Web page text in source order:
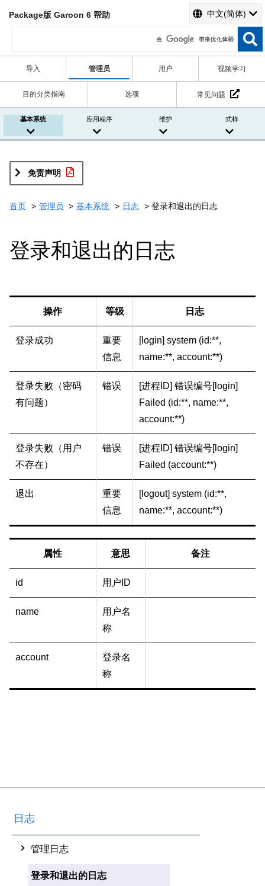
Package版 Garoon 6 帮助 中文(简体)
导入 管理员 用户 视频学习
目的分类指南 选项 常见问题
基本系统 应用程序 维护 式样
免责声明
首页 管理员 基本系统 日志 登录和退出的日志
登录和退出的日志
操作 等级 日志
登录成功
重要
信息
[login] system (id:**,
name:**, account:**)
登录失败（密码
有问题）
错误
[进程ID] 错误编号[login]
Failed (id:**, name:**,
account:**)
登录失败（用户
不存在）
错误
[进程ID] 错误编号[login]
Failed (account:**)
退出
重要
信息
[logout] system (id:**,
name:**, account:**)
属性 意思 备注
id 用户ID
name
用户名
称
account
登录名
称
日志
管理日志
登录和退出的日志